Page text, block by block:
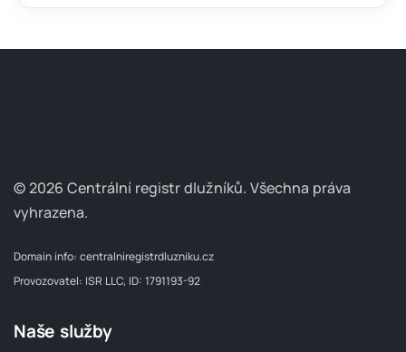
© 2026 Centrální registr dlužníků. Všechna práva
vyhrazena.
Domain info: centralniregistrdluzniku.cz
Provozovatel: ISR LLC, ID: 1791193-92
Naše služby